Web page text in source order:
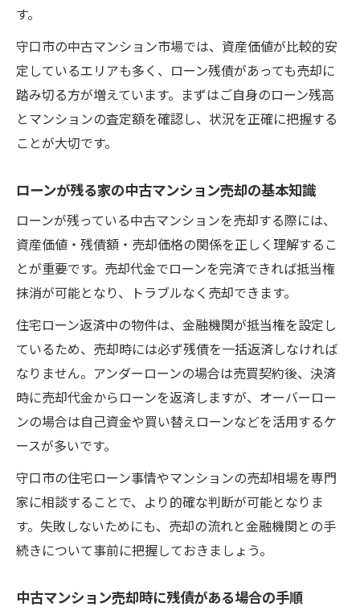
リュー対策
住宅ローンが残っている場合の売却成功戦略
中古マンション売却でローン残債を安全に
処理するコツ
成功術
中古マンション売却時に有効なローン残債
対策とは
ローンが残る中古マンション売却で失敗し
ない方法
住宅ローン残債と中古マンション売却の最
適な進め方
住み替え希望者が知るべき残債処理の流れ
中古マンション売却と住み替え時の残債処
理手順
住み替え希望者向け中古マンション売却と
残債管理
中古マンション売却後の残債処理と住み替
え資金計画
住み替え時に必ず押さえたい中古マンショ
中古マンション売却で住み替える際の残債
す。
守口市の中古マンション市場では、資産価値が比較的安
定しているエリアも多く、ローン残債があっても売却に
踏み切る方が増えています。まずはご自身のローン残高
とマンションの査定額を確認し、状況を正確に把握する
ことが大切です。
ローンが残る家の中古マンション売却の基本知識
ローンが残っている中古マンションを売却する際には、
資産価値・残債額・売却価格の関係を正しく理解するこ
とが重要です。売却代金でローンを完済できれば抵当権
抹消が可能となり、トラブルなく売却できます。
住宅ローン返済中の物件は、金融機関が抵当権を設定し
ているため、売却時には必ず残債を一括返済しなければ
なりません。アンダーローンの場合は売買契約後、決済
時に売却代金からローンを返済しますが、オーバーロー
ンの場合は自己資金や買い替えローンなどを活用するケ
ースが多いです。
守口市の住宅ローン事情やマンションの売却相場を専門
家に相談することで、より的確な判断が可能となりま
す。失敗しないためにも、売却の流れと金融機関との手
続きについて事前に把握しておきましょう。
中古マンション売却時に残債がある場合の手順